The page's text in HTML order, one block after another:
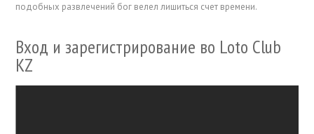
подобных развлечений бог велел лишиться счет времени.
Вход и зарегистрирование во Loto Club
KZ